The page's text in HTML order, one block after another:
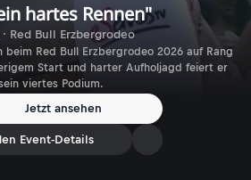
hartes Rennen"
· Red Bull Erzbergrodeo
beim Red Bull Erzbergrodeo 2026 auf Rang
Start und harter Aufholjagd feiert er
viertes Podium.
Jetzt ansehen
Event-Details